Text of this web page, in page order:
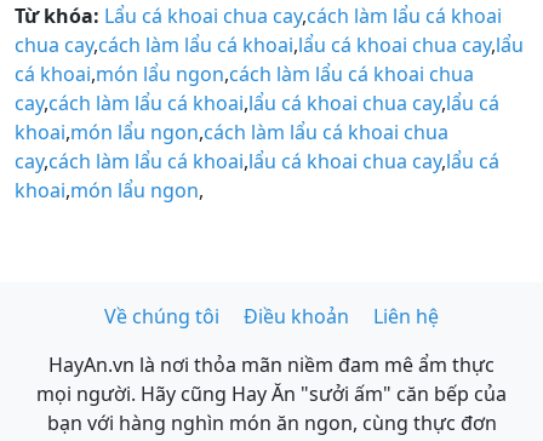
Từ khóa: Lẩu cá khoai chua cay,cách làm lẩu cá khoai
chua cay,cách làm lẩu cá khoai,lẩu cá khoai chua cay,lẩu
cá khoai,món lẩu ngon,cách làm lẩu cá khoai chua
cay,cách làm lẩu cá khoai,lẩu cá khoai chua cay,lẩu cá
khoai,món lẩu ngon,cách làm lẩu cá khoai chua
cay,cách làm lẩu cá khoai,lẩu cá khoai chua cay,lẩu cá
khoai,món lẩu ngon,
Về chúng tôi Điều khoản
Liên hệ
HayAn.vn là nơi thỏa mãn niềm đam mê ẩm thực
mọi người. Hãy cũng Hay Ăn "sưởi ấm" căn bếp của
bạn với hàng nghìn món ăn ngon, cùng thực đơn